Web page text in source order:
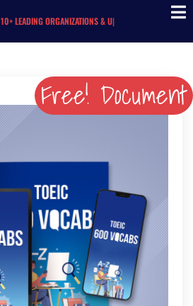
10+ LEADING ORGANIZATIONS &|
Free! Document